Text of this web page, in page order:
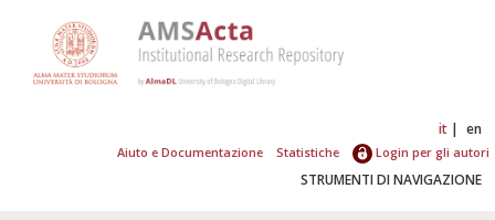
it en
Aiuto e Documentazione Statistiche Login per gli autori
STRUMENTI DI NAVIGAZIONE